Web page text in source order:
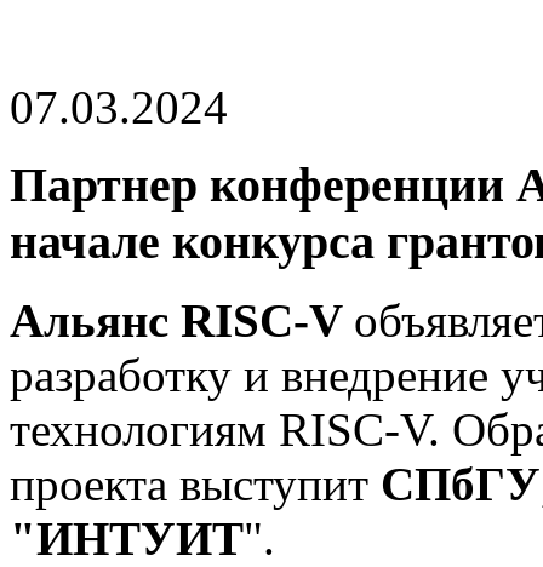
07.03.2024
Партнер конференции
начале конкурса
Альянс RISC-V
разработку и внедрение
технологиям RISC-V.
проекта выступит СПбГУ
"ИНТУИТ".